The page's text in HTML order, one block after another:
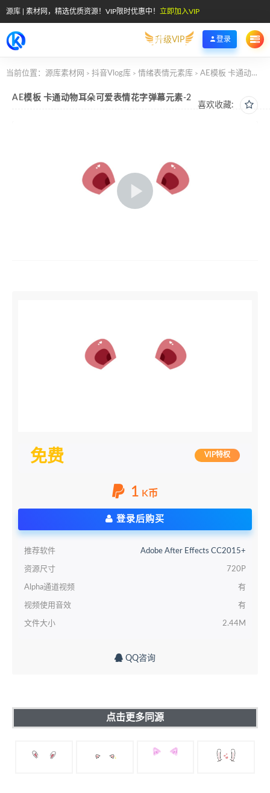
源库 | 素材网，精选优质资源！VIP限时优惠中！ 立即加入VIP
升级VIP 登录
当前位置： 源库素材网 > 抖音Vlog库 > 情绪表情元素库 > AE模板 卡通动物耳朵可爱表情花字弹幕元素-2
喜欢收藏:
AE模板 卡通动物耳朵可爱表情花字弹幕元素-2
免费 VIP特权
1 K币
登录后购买
推荐软件 Adobe After Effects CC2015+
资源尺寸 720P
Alpha通道视频 有
视频使用音效 有
文件大小 2.44M
QQ咨询
点击更多同源